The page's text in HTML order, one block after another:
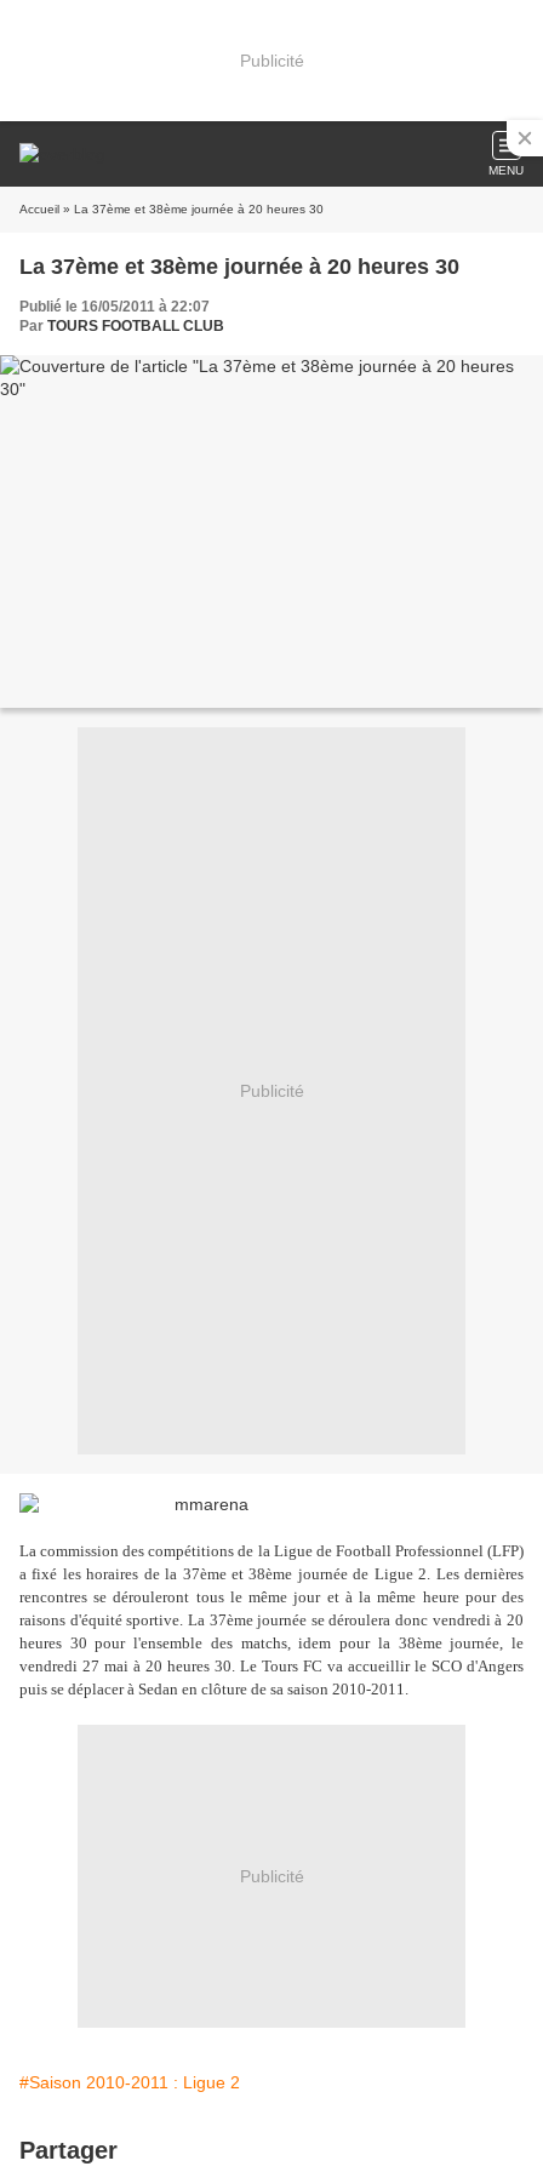
Publicité
MENU
Accueil » La 37ème et 38ème journée à 20 heures 30
La 37ème et 38ème journée à 20 heures 30
Publié le 16/05/2011 à 22:07
Par TOURS FOOTBALL CLUB
Publicité
La commission des compétitions de la Ligue de Football Professionnel (LFP)
a fixé les horaires de la 37ème et 38ème journée de Ligue 2. Les dernières
rencontres se dérouleront tous le même jour et à la même heure pour des
raisons d'équité sportive. La 37ème journée se déroulera donc vendredi à 20
heures 30 pour l'ensemble des matchs, idem pour la 38ème journée, le
vendredi 27 mai à 20 heures 30. Le Tours FC va accueillir le SCO d'Angers
puis se déplacer à Sedan en clôture de sa saison 2010-2011.
Publicité
#Saison 2010-2011 : Ligue 2
Partager